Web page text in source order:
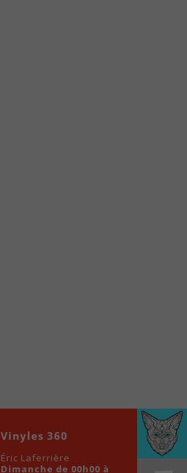
00:00
Vinyles 360
Éric Laferrière
Dimanche de 00h00 à